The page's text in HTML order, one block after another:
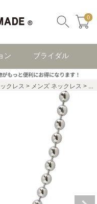
0
ン ブライダル
クレス メンズ ネックレス B